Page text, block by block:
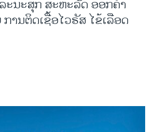
ທີບໍດີ ສະຫະລັດ 2024
ຂ່າວ
ະ​ນະ​ສຸກ ສະ​ຫະ​ລັດ ອອກ​ຄຳ​
ການ​ຕິດ​ເຊື້ອ​ໄວ​ຣັ​ສ ໄຂ້​ເລືອດ​